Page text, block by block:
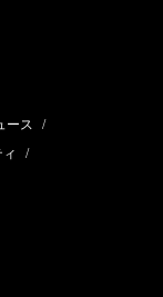
ース /
/